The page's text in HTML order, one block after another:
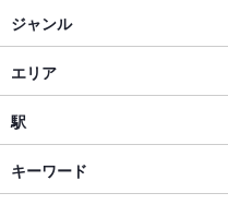
Soi（そい）
万代グリル ガルベストン by Soi
ジャンル
韓国料理
韓国料理全般
新潟駅・万代・古町周辺 × 韓国
エリア
万代
万代 × 韓国料理
駅
越後石山駅
キーワード